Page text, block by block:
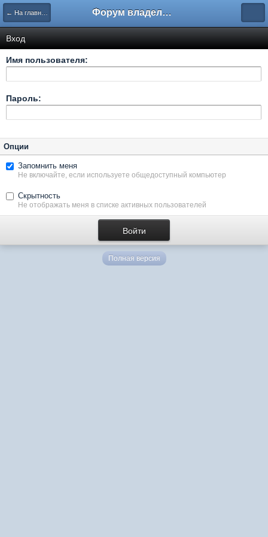
← На главную Форум владельцев интернет-магазинов
Вход
Имя пользователя:
Пароль:
Опции
Запомнить меня
Не включайте, если используете общедоступный компьютер
Скрытность
Не отображать меня в списке активных пользователей
Полная версия